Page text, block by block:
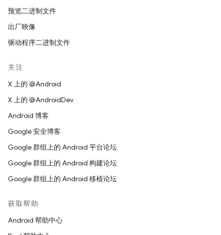
预览二进制文件
出厂映像
驱动程序二进制文件
关注
X 上的 @Android
X 上的 @AndroidDev
Android 博客
Google 安全博客
Google 群组上的 Android 平台论坛
Google 群组上的 Android 构建论坛
Google 群组上的 Android 移植论坛
获取帮助
Android 帮助中心